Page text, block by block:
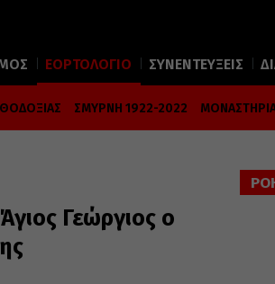
ΕΟΡΤΟΛΟΓΙΟ ΣΥΝΕΝΤΕΥΞΕΙΣ
ΣΜΥΡΝΗ 1922-2022
Γεώργιος ο